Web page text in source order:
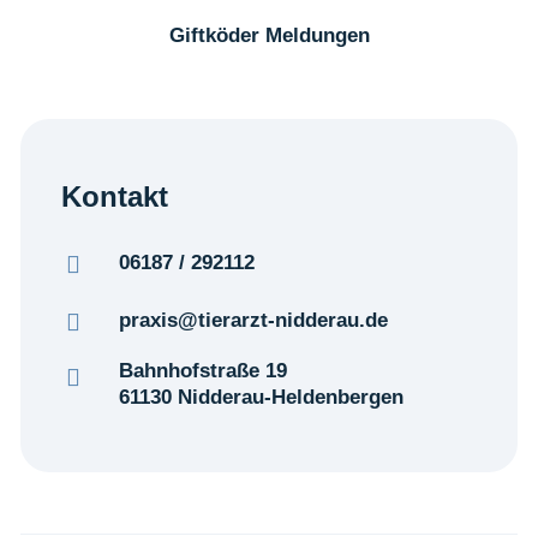
Giftköder Meldungen
Kontakt
06187 / 292112
praxis@tierarzt-nidderau.de
Bahnhofstraße 19
61130 Nidderau-Heldenbergen